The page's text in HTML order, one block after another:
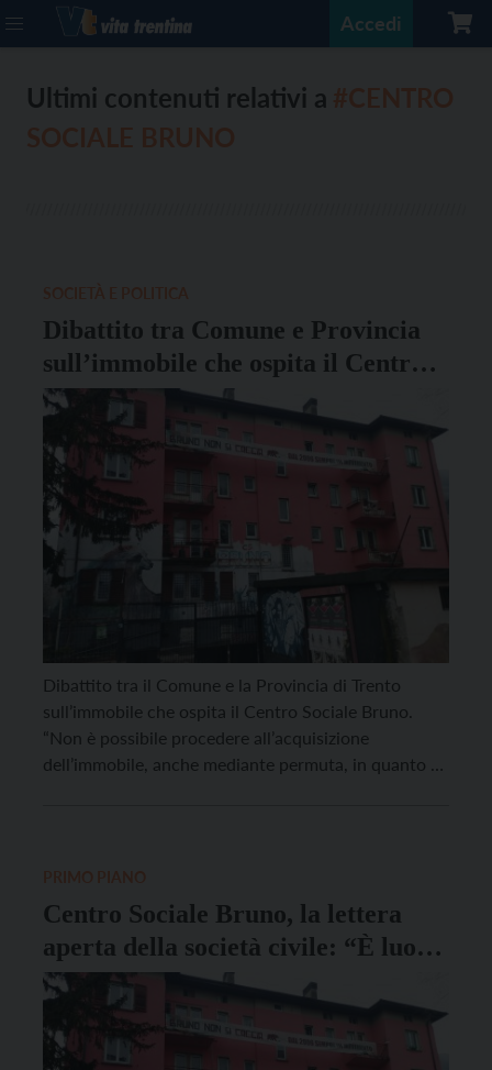
Accedi
Ultimi contenuti relativi a
Dibattito tra Comune e Provincia
sull’immobile che ospita il Centro
Bruno
Dibattito tra il Comune e la Provincia di Trento
sull’immobile che ospita il Centro Sociale Bruno.
“Non è possibile procedere all’acquisizione
dell’immobile, anche mediante permuta, in quanto è
Centro Sociale Bruno, la lettera
aperta della società civile: “È luogo
di cultura, socialità e accoglienza:
una soluzione positiva è possibile”